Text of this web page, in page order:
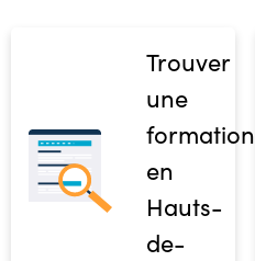
Trouver
une
formation
en
Hauts-
de-